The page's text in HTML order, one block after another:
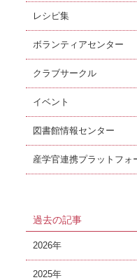
レシピ集
ボランティアセンター
クラブサークル
イベント
図書館情報センター
産学官連携プラットフォ
過去の記事
2026
2025